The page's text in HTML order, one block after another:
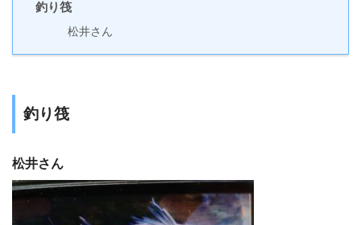
釣り筏
松井さん
釣り筏
松井さん